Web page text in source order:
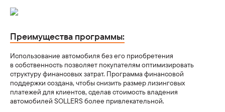
Выбрать онлайнУзнать больше
Финансовые услуги:
Лизинг
Специальные предложения
Специальные предложения:
ВЛАДЕЛЬЦАМ
Ваш автомобиль:
Гарантия
Техническое обслуживание
Руководство по эксплуатации
ПОСЕТИ ЗАВОД
Преимущества программы:
Использование автомобиля без его приобретения
в собственность позволяет покупателям оптимизировать
структуру финансовых затрат. Программа финансовой
поддержки создана, чтобы снизить размер лизинговых
платежей для клиентов, сделав стоимость владения
автомобилей SOLLERS более привлекательной.